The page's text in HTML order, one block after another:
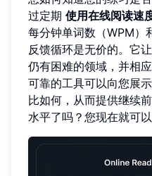
过定期 使用在线阅读速
每分钟单词数（WPM）
反馈循环是无价的。它
仍有困难的领域，并相
可靠的工具可以向您展
比如何，从而提供继续
水平了吗？您现在就可以